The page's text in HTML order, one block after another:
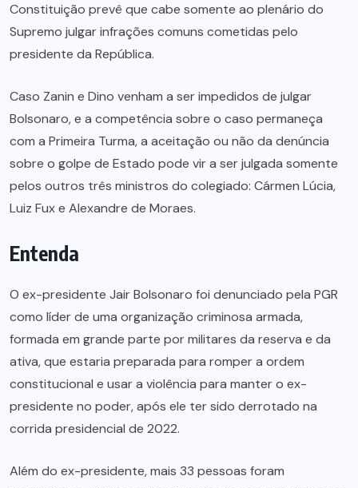
Constituição prevê que cabe somente ao plenário do
Supremo julgar infrações comuns cometidas pelo
presidente da República.
Caso Zanin e Dino venham a ser impedidos de julgar
Bolsonaro, e a competência sobre o caso permaneça
com a Primeira Turma, a aceitação ou não da denúncia
sobre o golpe de Estado pode vir a ser julgada somente
pelos outros três ministros do colegiado: Cármen Lúcia,
Luiz Fux e Alexandre de Moraes.
Entenda
O ex-presidente Jair Bolsonaro foi denunciado pela PGR
como líder de uma organização criminosa armada,
formada em grande parte por militares da reserva e da
ativa, que estaria preparada para romper a ordem
constitucional e usar a violência para manter o ex-
presidente no poder, após ele ter sido derrotado na
corrida presidencial de 2022.
Além do ex-presidente, mais 33 pessoas foram